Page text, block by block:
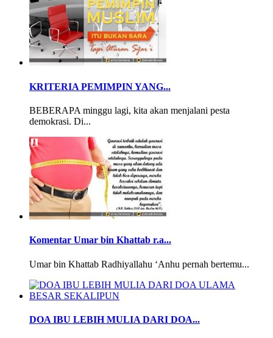
KRITERIA PEMIMPIN YANG...
BEBERAPA minggu lagi, kita akan menjalani pesta
demokrasi. Di...
Komentar Umar bin Khattab r.a...
Umar bin Khattab Radhiyallahu ‘Anhu pernah bertemu...
DOA IBU LEBIH MULIA DARI DOA...